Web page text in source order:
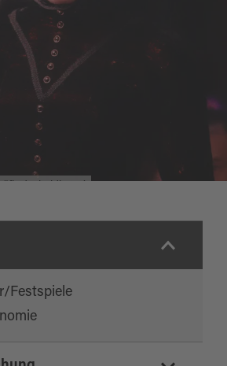
ein gruseliges Spektakel in
unterschiedlicher Locations
mit einem
4-Gänge-Menü. Ihr
von uns vor Ort zusammen
Schauspiel findet auf keiner
mittendrin statt. Deshalb gibt
gute Plätze.
, zuletzt geändert am 19.02.2026
Festspiele